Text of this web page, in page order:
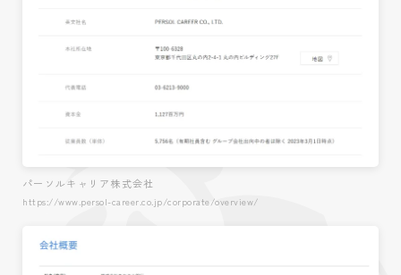
パーソルキャリア株式会社
https://www.persol-career.co.jp/corporate/overview/